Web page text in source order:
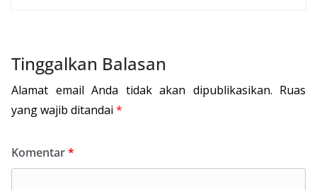
Tinggalkan Balasan
Alamat email Anda tidak akan dipublikasikan. Ruas
yang wajib ditandai *
Komentar*